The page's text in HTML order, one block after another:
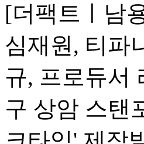
[더팩트ㅣ남
심재원, 티파
규, 프로듀서
구 상암 스탠